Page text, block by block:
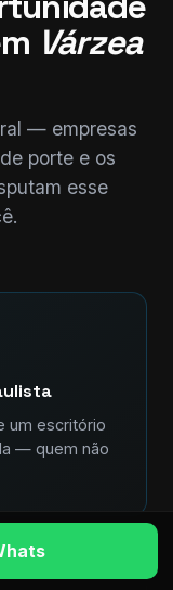
Várzea
— empresas
porte e os
esse
um escritório
— quem não